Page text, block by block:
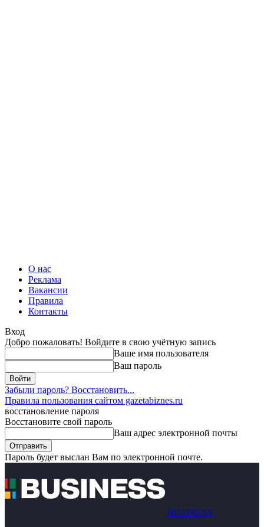
О нас
Реклама
Вакансии
Правила
Контакты
Вход
Добро пожаловать! Войдите в свою учётную запись
Ваше имя пользователя
Ваш пароль
Забыли пароль? Восстановить...
Правила пользования сайтом gazetabiznes.ru
восстановление пароля
Восстановите свой пароль
Ваш адрес электронной почты
Пароль будет выслан Вам по электронной почте.
BUSINESS